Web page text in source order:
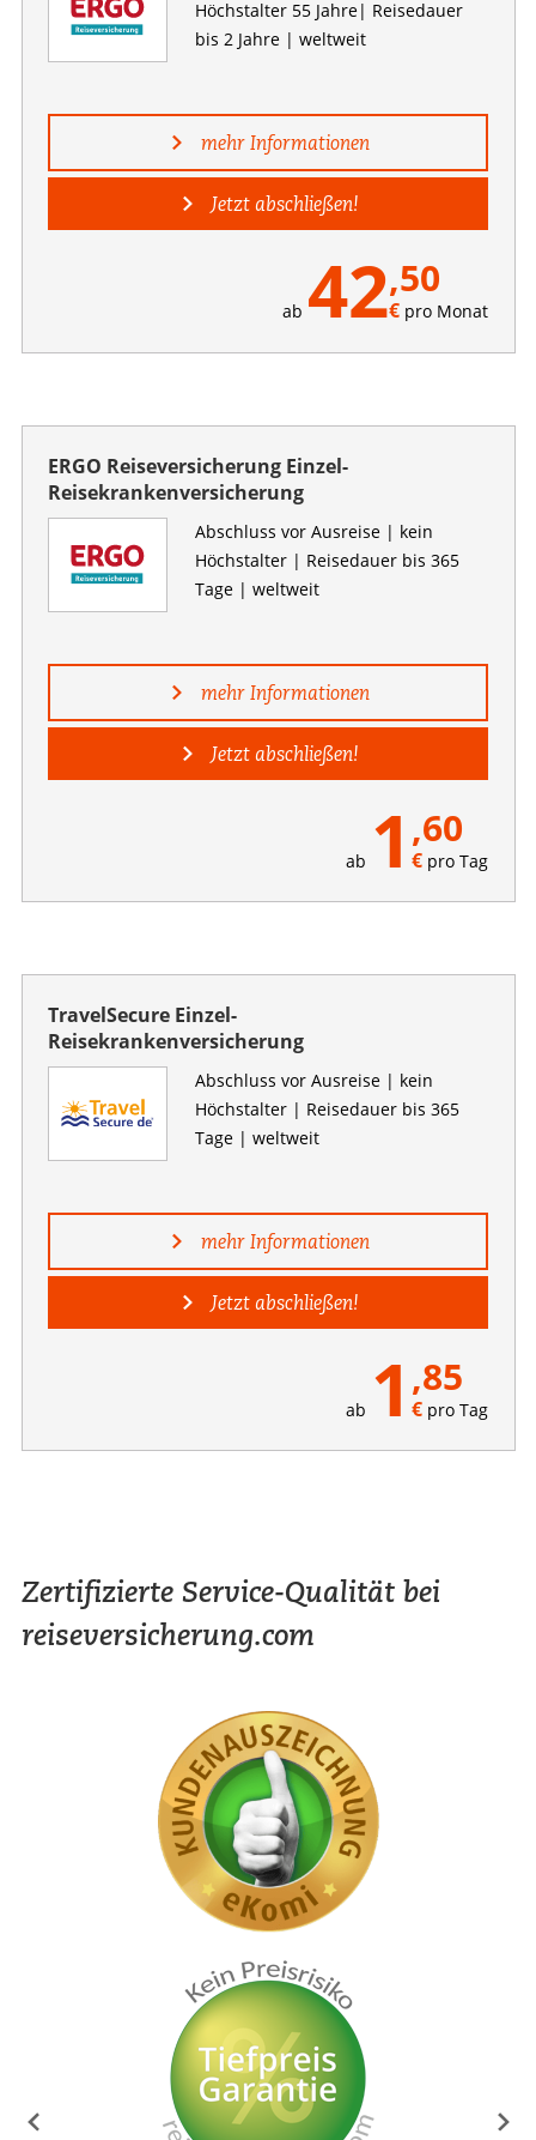
Höchstalter 55 Jahre| Reisedauer
bis 2 Jahre | weltweit
ab 42,50
€pro Monat
mehr Informationen
Jetzt abschließen!
ERGO Reiseversicherung Einzel-
Reisekrankenversicherung
Abschluss vor Ausreise | kein
Höchstalter | Reisedauer bis 365
Tage | weltweit
ab 1 ,60
€pro Tag
mehr Informationen
Jetzt abschließen!
TravelSecure Einzel-
Reisekrankenversicherung
Abschluss vor Ausreise | kein
Höchstalter | Reisedauer bis 365
Tage | weltweit
ab 1 ,85
€pro Tag
mehr Informationen
Jetzt abschließen!
Zertifizierte Service-Qualität bei
reiseversicherung.com